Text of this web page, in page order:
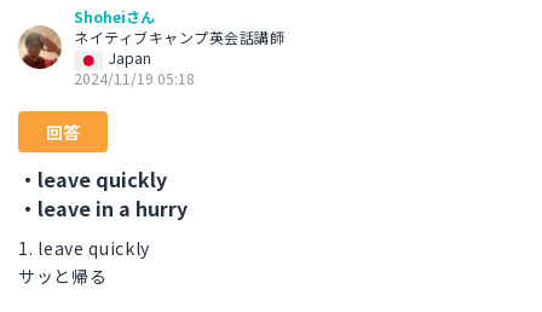
Shoheiさん
ネイティブキャンプ英会話講師
Japan
2024/11/19 05:18
回答
・leave quickly
・leave in a hurry
1. leave quickly
サッと帰る